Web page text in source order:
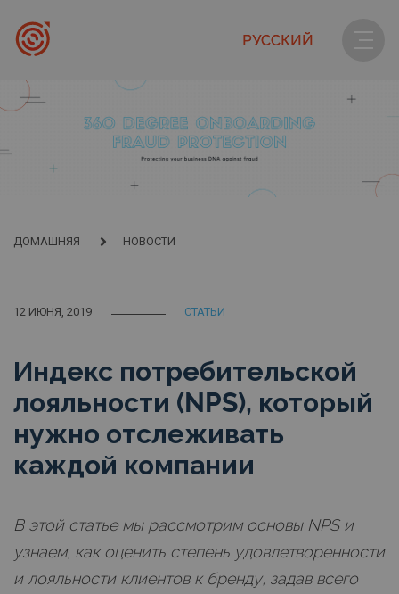
РУССКИЙ
ДОМАШНЯЯ НОВОСТИ
12 ИЮНЯ, 2019 СТАТЬИ
Индекс потребительской
лояльности (NPS), который
нужно отслеживать
каждой компании
В этой статье мы рассмотрим основы NPS и
узнаем, как оценить степень удовлетворенности
и лояльности клиентов к бренду, задав всего